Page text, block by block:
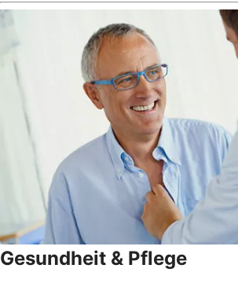
Gesundheit & Pflege